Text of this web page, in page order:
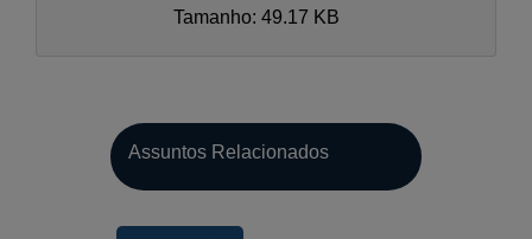
Tamanho: 49.17 KB
Assuntos Relacionados